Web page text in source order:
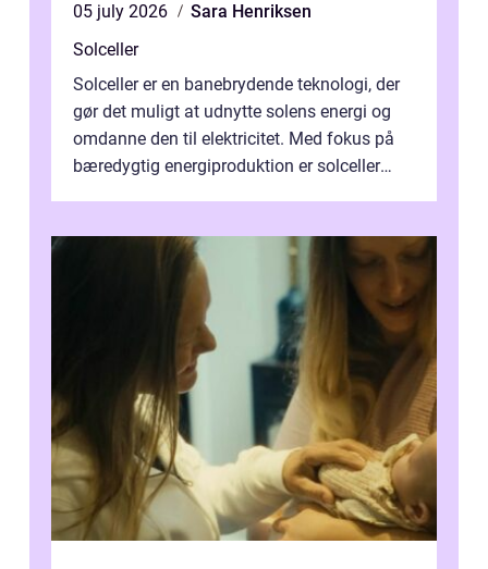
05 july 2026
Sara Henriksen
Solceller
Solceller er en banebrydende teknologi, der
gør det muligt at udnytte solens energi og
omdanne den til elektricitet. Med fokus på
bæredygtig energiproduktion er solceller